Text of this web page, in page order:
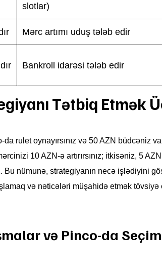
slotlar)
Mərc artımı uduş tələb edir
Bankroll idarəsi tələb edir
Tətbiq Etmək
rulet oynayırsınız və 50 AZN büdcəniz
10 AZN-ə artırırsınız; itkisəniz, 5
nümunə, strategiyanın necə işlədiyini
və nəticələri müşahidə etmək tövsiyə
və Pinco-da